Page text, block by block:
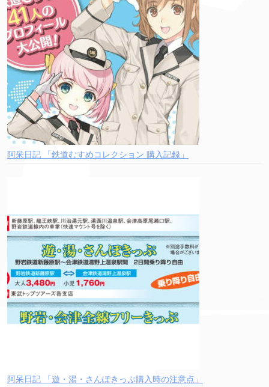
阿呆日記 「鉄道むすめコレクション 購入記録」
阿呆日記 「遊・湯・さんぽきっぷ購入時の注意点」